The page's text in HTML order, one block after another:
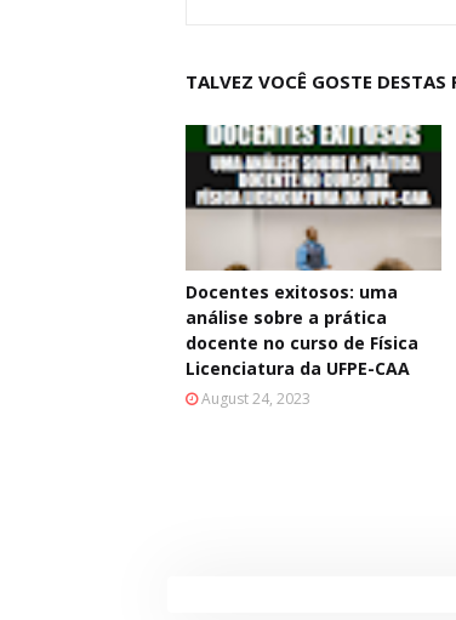
TALVEZ VOCÊ GOSTE DESTAS
Docentes exitosos: uma
análise sobre a prática
docente no curso de Física
Licenciatura da UFPE-CAA
August 24, 2023